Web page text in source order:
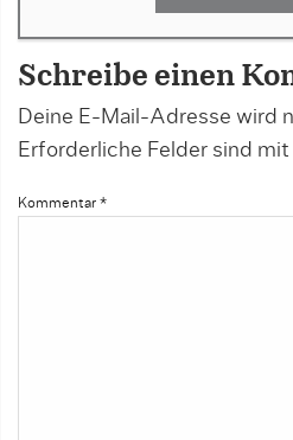
Schreibe einen
Deine E-Mail-Adresse wird
Erforderliche Felder sind mit
Kommentar *